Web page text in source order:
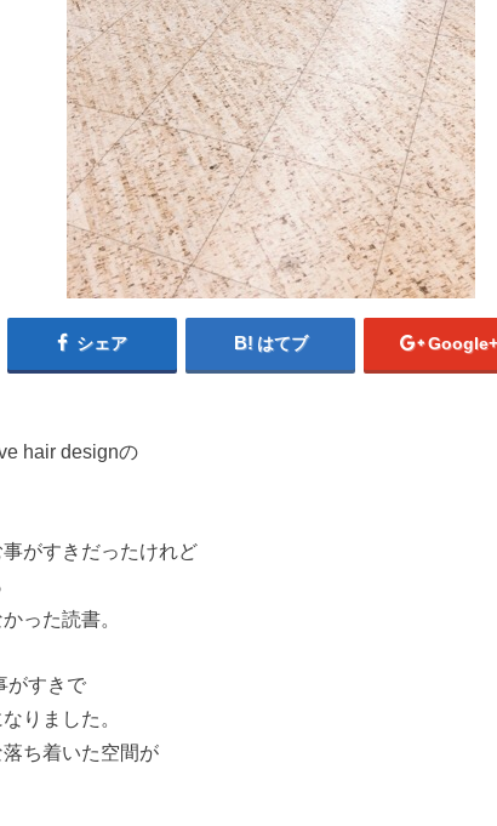
シェア はてブ
hair designの
がすきだったけれど
った読書。
がすきで
りました。
ち着いた空間が